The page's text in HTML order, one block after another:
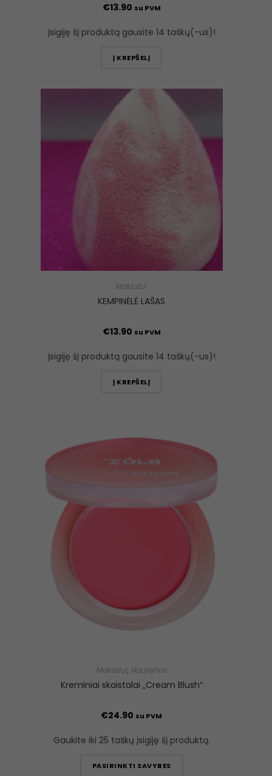
€13.90 su PVM
Įsigiję šį produktą gausite 14 taškų(-us)!
Į KREPŠELĮ
Makiažui
KEMPINĖLĖ LAŠAS
€13.90 su PVM
Įsigiję šį produktą gausite 14 taškų(-us)!
Į KREPŠELĮ
Makiažui, Naujienos
Kreminiai skaistalai „Cream Blush“
€24.90 su PVM
Gaukite iki 25 taškų įsigiję šį produktą.
PASIRINKTI SAVYBES